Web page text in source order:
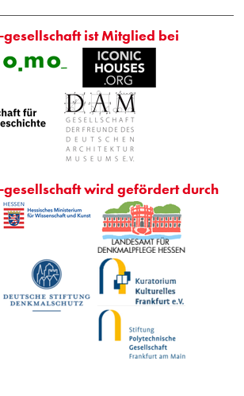
ist Mitglied bei
gesellschaft wird gefördert durch